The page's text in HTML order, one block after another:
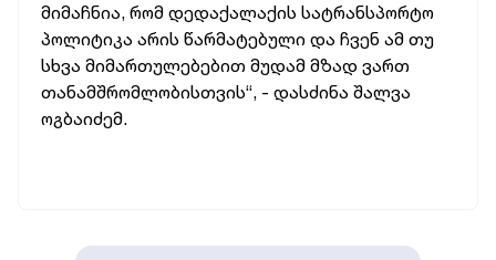
მიმაჩნია, რომ დედაქალაქის სატრანსპორტო
პოლიტიკა არის წარმატებული და ჩვენ ამ თუ
სხვა მიმართულებებით მუდამ მზად ვართ
თანამშრომლობისთვის“, - დასძინა შალვა
ოგბაიძემ.